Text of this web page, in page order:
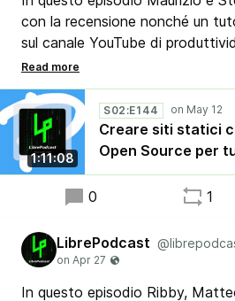
con la recensione nonché un
sul canale YouTube di
un’applicazione gratuita per
Parliamo di Publii, un software
disponibile per tutte le
Mac e, naturalmente, Windows.
1:11:08
S02:E144
Creare siti statici
Open Source per
0 1
LibrePodcast
In questo episodio Ribby,